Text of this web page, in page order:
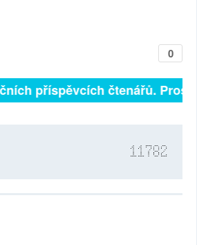
0
příspěvcích čtenářů.
11782